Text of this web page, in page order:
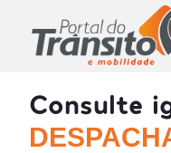
Consulte